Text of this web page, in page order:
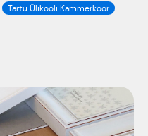
Tartu Ülikooli Kammerkoor